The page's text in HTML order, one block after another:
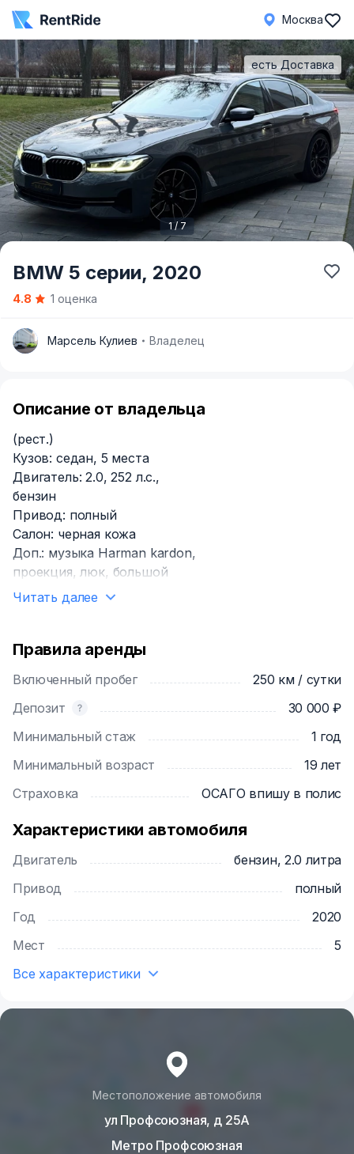
Москва
Item
1 / 7
есть Доставка
BMW 5 серии, 2020
4.8 1 оценка
М Марсель Кулиев Владелец
Описание от владельца
(рест.)
Кузов: седан, 5 места
Двигатель: 2.0, 252 л.с.,
бензин
Привод: полный
Салон: черная кожа
Доп.: музыка Harman kardon,
проекция, люк, большой
Читать далее
Правила аренды
Включенный пробег
250 км / сутки
Депозит
30 000 ₽
Минимальный стаж
1 год
Минимальный возраст
19 лет
Страховка
ОСАГО впишу в полис
Характеристики автомобиля
Двигатель
бензин, 2.0 литра
Привод
полный
Год
2020
Мест
5
Все характеристики
Местоположение автомобиля
ул Профсоюзная, д 25А
Метро Профсоюзная